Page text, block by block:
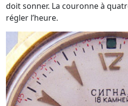
doit sonner. La couronne à
régler l’heure.